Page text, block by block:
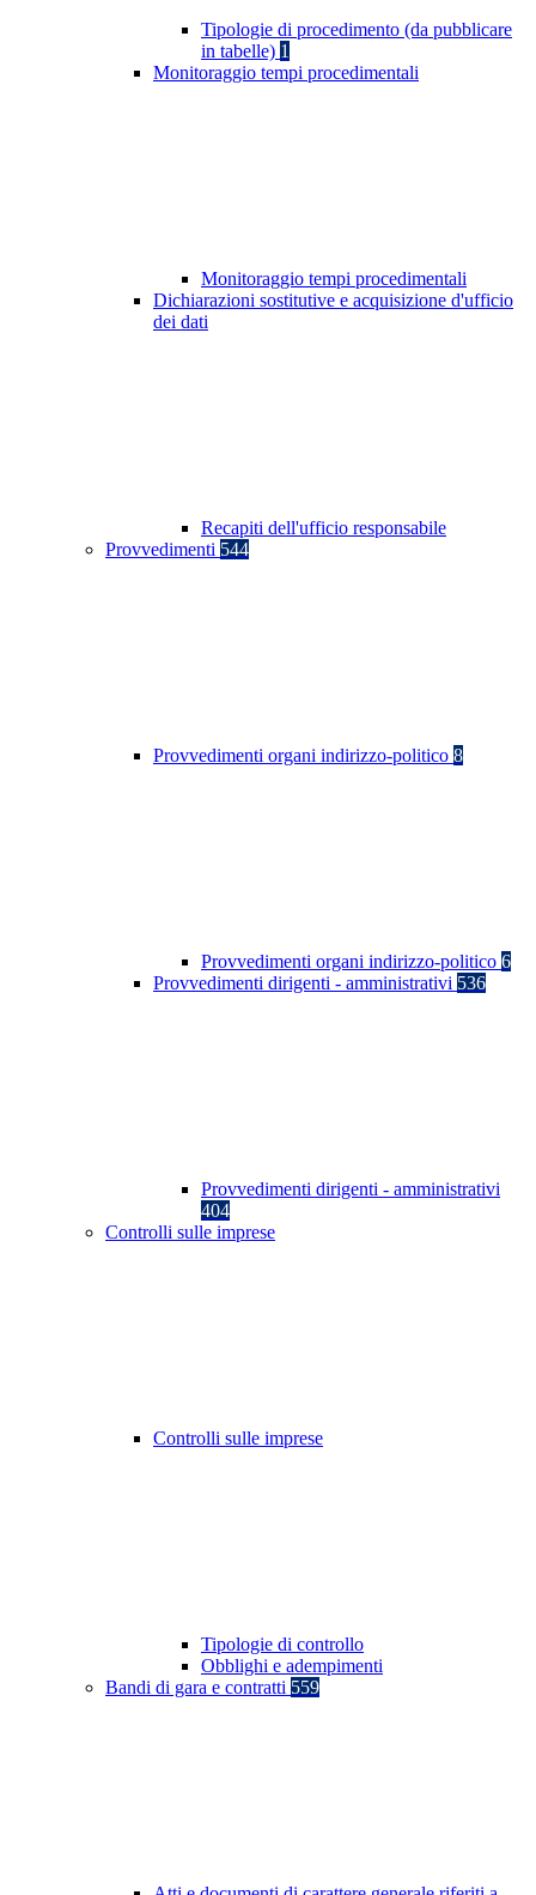
Tipologie di procedimento (da pubblicare
in tabelle) 1
Monitoraggio tempi procedimentali
Monitoraggio tempi procedimentali
Dichiarazioni sostitutive e acquisizione d'ufficio
dei dati
Recapiti dell'ufficio responsabile
Provvedimenti 544
Provvedimenti organi indirizzo-politico 8
Provvedimenti organi indirizzo-politico 6
Provvedimenti dirigenti - amministrativi 536
Provvedimenti dirigenti - amministrativi
404
Controlli sulle imprese
Controlli sulle imprese
Tipologie di controllo
Obblighi e adempimenti
Bandi di gara e contratti 559